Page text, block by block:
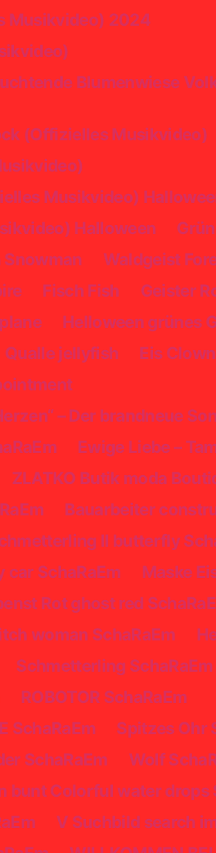
Musikvideo) 2024
Blumenwiese
(Offizielles Musikvideo)
Musikvideo)
Halloween
Snowman
Waldgeist
Fisch Fish
Geister
Helloween grünes
Qualle jellyfish
Eis
– Der brandneue
Ewige Liebe –
ZLATKO Butik moda
Bauarbeiter
II butterfly
SchaRaEm
Maske
Rot ghost red
woman SchaRaEm
Schmetterling SchaRaEm
ROBOTOR SchaRaEm
SchaRaEm
Spitzes Ohr
SchaRaEm
Wolf
bunt Colorful water drops
V Suchbild search